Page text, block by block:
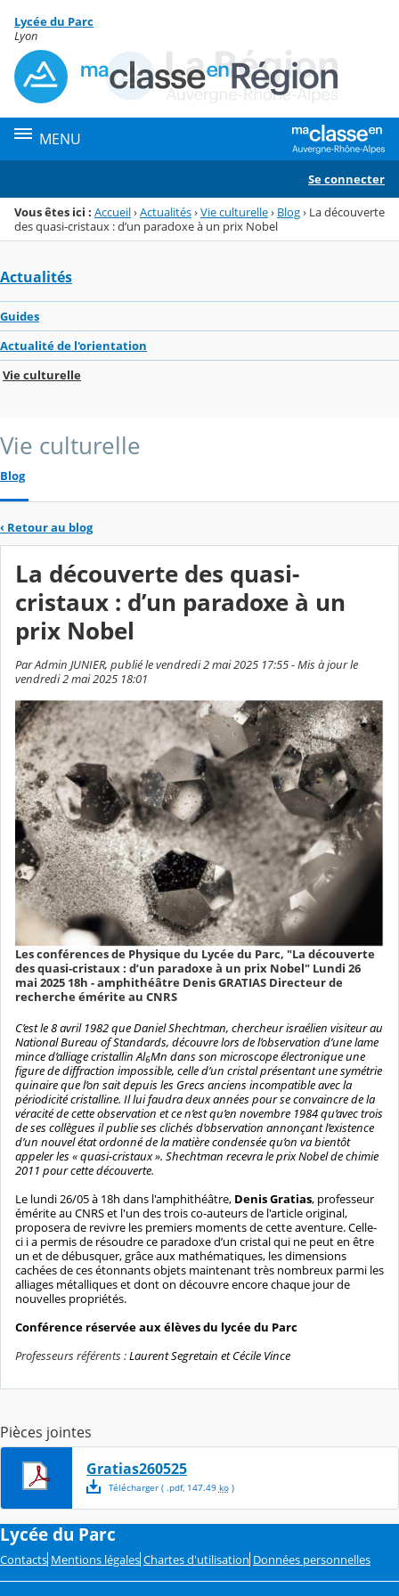
Menu de la rubrique
Contenu
Lycée du Parc
Lyon
MENU
Se connecter
Vous êtes ici : Accueil›Actualités›Vie culturelle› Blog› La découverte
des quasi-cristaux : d’un paradoxe à un prix Nobel
Actualités
Guides
Actualité de l'orientation
Vie culturelle
Vie culturelle
Blog
‹ Retour au blog
La découverte des quasi-
cristaux : d’un paradoxe à un
prix Nobel
Par Admin JUNIER, publié le vendredi 2 mai 2025 17:55 - Mis à jour le
vendredi 2 mai 2025 18:01
Les conférences de Physique du Lycée du Parc, "La découverte
des quasi-cristaux : d’un paradoxe à un prix Nobel" Lundi 26
mai 2025 18h - amphithéâtre Denis GRATIAS Directeur de
recherche émérite au CNRS
C’est le 8 avril 1982 que Daniel Shechtman, chercheur israélien visiteur au
National Bureau of Standards, découvre lors de l’observation d’une lame
mince d’alliage cristallin Al6Mn dans son microscope électronique une
figure de diffraction impossible, celle d’un cristal présentant une symétrie
quinaire que l’on sait depuis les Grecs anciens incompatible avec la
périodicité cristalline. Il lui faudra deux années pour se convaincre de la
véracité de cette observation et ce n’est qu’en novembre 1984 qu’avec trois
de ses collègues il publie ses clichés d’observation annonçant l’existence
d’un nouvel état ordonné de la matière condensée qu’on va bientôt
appeler les « quasi-cristaux ». Shechtman recevra le prix Nobel de chimie
2011 pour cette découverte.
Le lundi 26/05 à 18h dans l'amphithéâtre, Denis Gratias, professeur
émérite au CNRS et l'un des trois co-auteurs de l'article original,
proposera de revivre les premiers moments de cette aventure. Celle-
ci i a permis de résoudre ce paradoxe d’un cristal qui ne peut en être
un et de débusquer, grâce aux mathématiques, les dimensions
cachées de ces étonnants objets maintenant très nombreux parmi les
alliages métalliques et dont on découvre encore chaque jour de
nouvelles propriétés.
Conférence réservée aux élèves du lycée du Parc
Professeurs référents :Laurent Segretain et Cécile Vince
Pièces jointes
Gratias260525
Télécharger( .pdf, 147.49 ko)
Lycée du Parc
Contacts Mentions légales Chartes d'utilisation Données personnelles